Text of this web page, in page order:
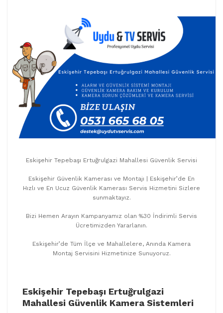
Eskişehir Tepebaşı Ertuğrulgazi Mahallesi Güvenlik Servisi
Eskişehir Güvenlik Kamerası ve Montajı | Eskişehir’de En
Hızlı ve En Ucuz Güvenlik Kamerası Servis Hizmetini Sizlere
sunmaktayız.
Bizi Hemen Arayın Kampanyamız olan %30 İndirimli Servis
Ücretimizden Yararlanın.
Eskişehir’de Tüm İlçe ve Mahallelere, Anında Kamera
Montaj Servisini Hizmetinize Sunuyoruz.
Eskişehir Tepebaşı Ertuğrulgazi
Mahallesi Güvenlik Kamera Sistemleri